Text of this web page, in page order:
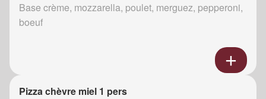
Base crème, mozzarella, poulet, merguez, pepperoni,
boeuf
Pizza chèvre miel 1 pers